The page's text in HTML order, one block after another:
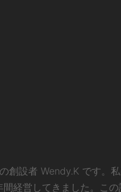
創設者 Wendy.K です。
経営してきました。こ